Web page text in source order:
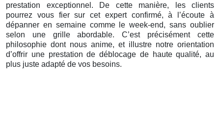
prestation exceptionnel. De cette manière, les clients
pourrez vous fier sur cet expert confirmé, à l’écoute à
dépanner en semaine comme le week-end, sans oublier
selon une grille abordable. C’est précisément cette
philosophie dont nous anime, et illustre notre orientation
d’offrir une prestation de déblocage de haute qualité, au
plus juste adapté de vos besoins.